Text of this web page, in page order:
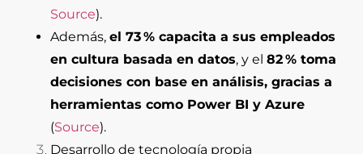
Source).
Además,el 73 % capacita a sus empleados
en cultura basada en datos, y el82 % toma
decisiones con base en análisis, gracias a
herramientas como Power BI y Azure
(Source).
Desarrollo de tecnología propia